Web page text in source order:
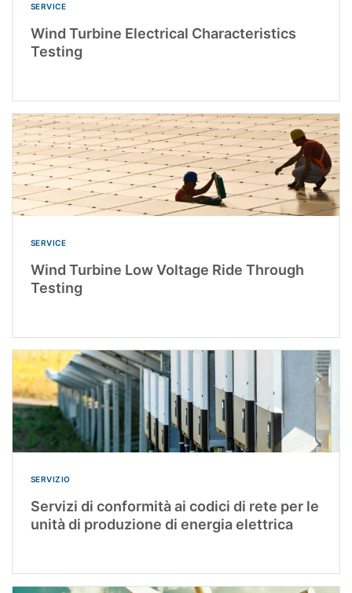
SERVICE
Wind Turbine Electrical Characteristics
Testing
SERVICE
Wind Turbine Low Voltage Ride Through
Testing
SERVIZIO
Servizi di conformità ai codici di rete per le
unità di produzione di energia elettrica